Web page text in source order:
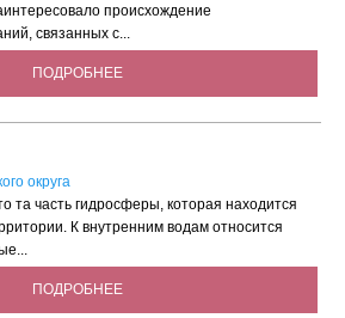
происхождение
связанных с...
ПОДРОБНЕЕ
округа
та часть гидросферы, которая находится
К внутренним водам относится
ПОДРОБНЕЕ